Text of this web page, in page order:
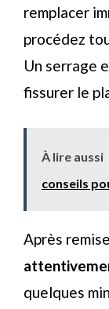
remplacer
procédez
Un serrage
fissurer le
À lire aussi
conseils
Après
quelques